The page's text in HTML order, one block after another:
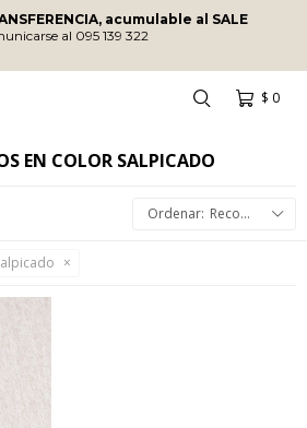
acumulable al SALE
al 095 139 322
$ 0
EN COLOR SALPICADO
Recomendados